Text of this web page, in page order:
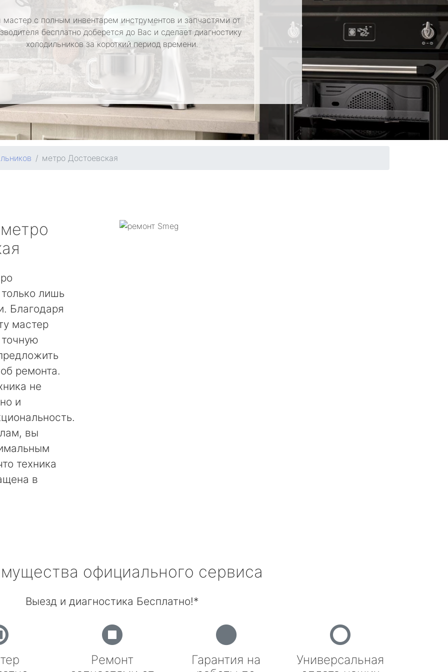
с полным инвентарем инструментов и запчастями от
бесплатно доберется до Вас и сделает диагностику
холодильников за короткий период времени.
метро Достоевская
лишь
Благодаря
мастер
ремонта.
не
и
вы
техника
в
официального сервиса
Выезд и диагностика Бесплатно!*
Ремонт
Гарантия на
Универсальная